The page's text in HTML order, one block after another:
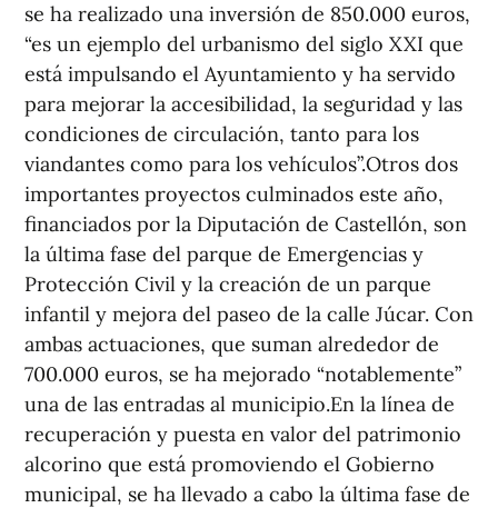
se ha realizado una inversión de 850.000 euros,
“es un ejemplo del urbanismo del siglo XXI que
está impulsando el Ayuntamiento y ha servido
para mejorar la accesibilidad, la seguridad y las
condiciones de circulación, tanto para los
viandantes como para los vehículos”.Otros dos
importantes proyectos culminados este año,
financiados por la Diputación de Castellón, son
la última fase del parque de Emergencias y
Protección Civil y la creación de un parque
infantil y mejora del paseo de la calle Júcar. Con
ambas actuaciones, que suman alrededor de
700.000 euros, se ha mejorado “notablemente”
una de las entradas al municipio.En la línea de
recuperación y puesta en valor del patrimonio
alcorino que está promoviendo el Gobierno
municipal, se ha llevado a cabo la última fase de